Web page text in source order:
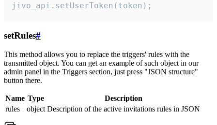
jivo_api.setUserToken(token);
setRules#
This method allows you to replace the triggers' rules with the
transmitted object. You can get an example of such object in our
admin panel in the Triggers section, just press "JSON structure"
button there.
Name Type
Description
rules
object Description of the active invitations rules in JSON